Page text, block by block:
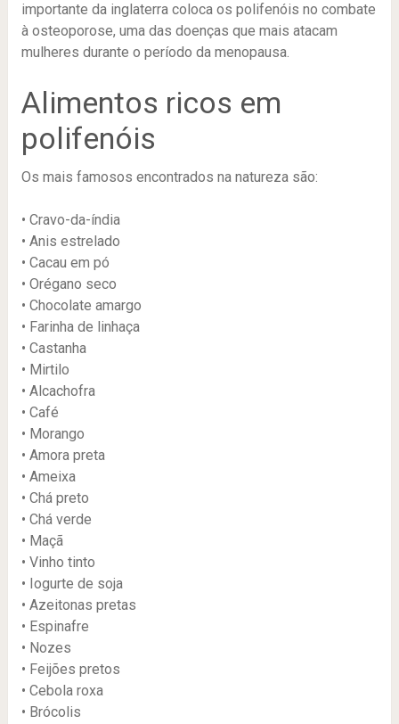
importante da inglaterra coloca os polifenóis no combate
à osteoporose, uma das doenças que mais atacam
mulheres durante o período da menopausa.
Alimentos ricos em
polifenóis
Os mais famosos encontrados na natureza são:
• Cravo-da-índia
• Anis estrelado
• Cacau em pó
• Orégano seco
• Chocolate amargo
• Farinha de linhaça
• Castanha
• Mirtilo
• Alcachofra
• Café
• Morango
• Amora preta
• Ameixa
• Chá preto
• Chá verde
• Maçã
• Vinho tinto
• Iogurte de soja
• Azeitonas pretas
• Espinafre
• Nozes
• Feijões pretos
• Cebola roxa
• Brócolis